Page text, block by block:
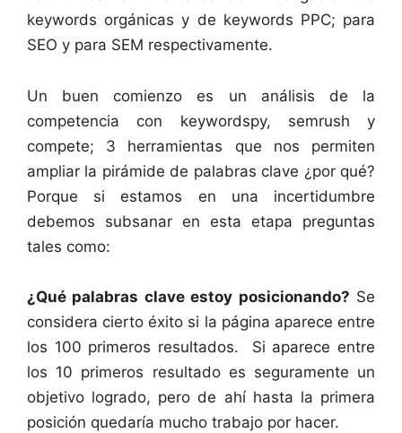
keywords orgánicas y de keywords PPC; para
SEO y para SEM respectivamente.
Un buen comienzo es un análisis de la
competencia con keywordspy, semrush y
compete; 3 herramientas que nos permiten
ampliar la pirámide de palabras clave ¿por qué?
Porque si estamos en una incertidumbre
debemos subsanar en esta etapa preguntas
tales como:
¿Qué palabras clave estoy posicionando? Se
considera cierto éxito si la página aparece entre
los 100 primeros resultados. Si aparece entre
los 10 primeros resultado es seguramente un
objetivo logrado, pero de ahí hasta la primera
posición quedaría mucho trabajo por hacer.